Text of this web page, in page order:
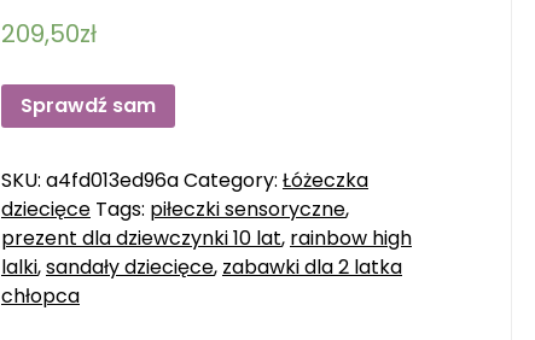
209,50zł
Sprawdź sam
SKU: a4fd013ed96aCategory: Łóżeczka
dziecięce Tags: piłeczki sensoryczne,
prezent dla dziewczynki 10 lat, rainbow high
lalki,sandały dziecięce, zabawki dla 2 latka
chłopca